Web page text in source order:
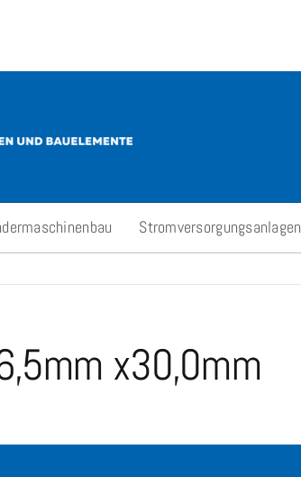
Stromversorgungsanlagen
x30,0mm